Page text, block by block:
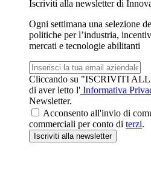
Iscriviti alla newsletter di
Ogni settimana una selezione
politiche per l’industria,
mercati e tecnologie abilitanti
Email
aziendale
Cliccando su "ISCRIVITI
di aver letto l' Informativa
Newsletter.
Acconsento all'invio di
commerciali per conto di terzi.
Iscriviti alla newsletter